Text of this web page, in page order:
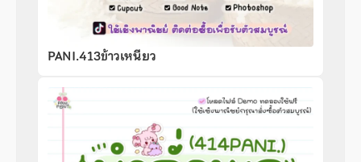
PANI.413ข้าวเหนียว